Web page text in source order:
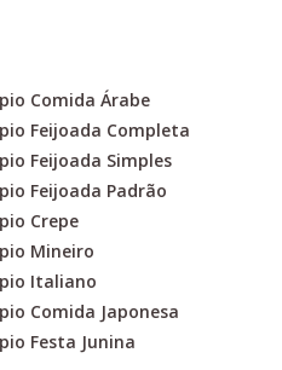
Comida Árabe
Feijoada Completa
Feijoada Simples
Feijoada Padrão
Crepe
Mineiro
Italiano
Comida Japonesa
Festa Junina